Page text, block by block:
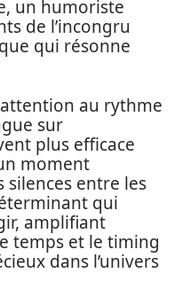
un humoriste
de l’incongru
qui résonne
au rythme
sur
plus efficace
moment
entre les
qui
amplifiant
temps et le timing
dans l’univers